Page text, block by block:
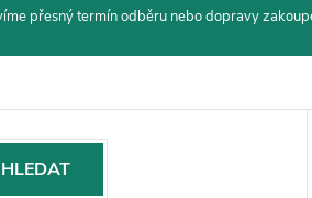
přesný termín odběru nebo dopravy
HLEDAT